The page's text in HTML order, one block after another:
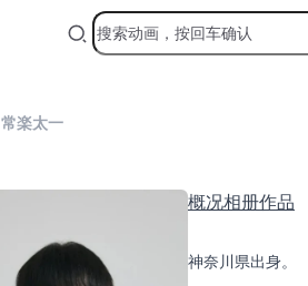
常楽太一
概况相册作品
神奈川県出身。